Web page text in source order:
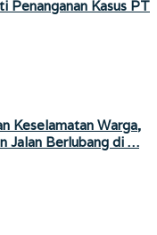
Penanganan Kasus PT
Keselamatan Warga,
Jalan Berlubang di …